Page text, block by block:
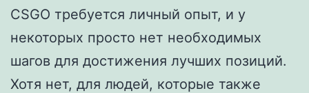
CSGO требуется личный опыт, и у
некоторых просто нет необходимых
шагов для достижения лучших позиций.
Хотя нет, для людей, которые также